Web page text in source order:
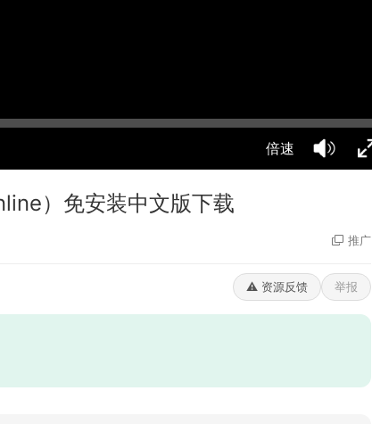
倍速
）免安装中文版下载
推广
⚠️ 资源反馈 举报